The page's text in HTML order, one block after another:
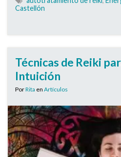
Castellón
Técnicas de Reiki
Intuición
PorRita en Artículos